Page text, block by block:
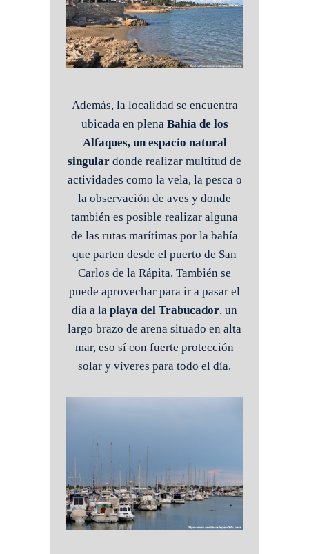
Además, la localidad se encuentra
ubicada en plena Bahía de los
Alfaques, un espacio natural
singular donde realizar multitud de
actividades como la vela, la pesca o
la observación de aves y donde
también es posible realizar alguna
de las rutas marítimas por la bahía
que parten desde el puerto de San
Carlos de la Rápita. También se
puede aprovechar para ir a pasar el
día a la playa del Trabucador, un
largo brazo de arena situado en alta
mar, eso sí con fuerte protección
solar y víveres para todo el día.